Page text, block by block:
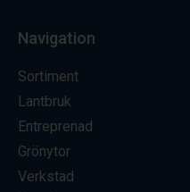
Navigation
Sortiment
Lantbruk
Entreprenad
Grönytor
Verkstad